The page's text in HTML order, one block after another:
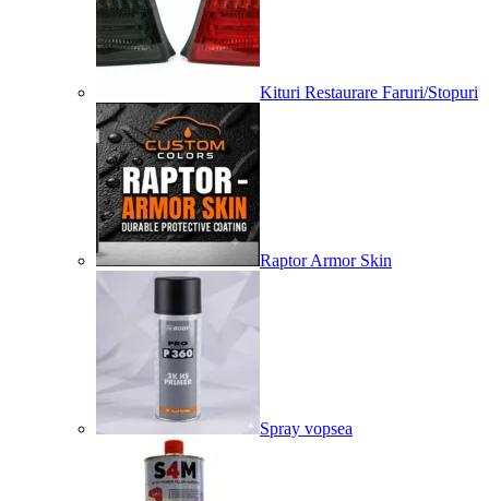
Kituri Restaurare Faruri/Stopuri
Raptor Armor Skin
Spray vopsea